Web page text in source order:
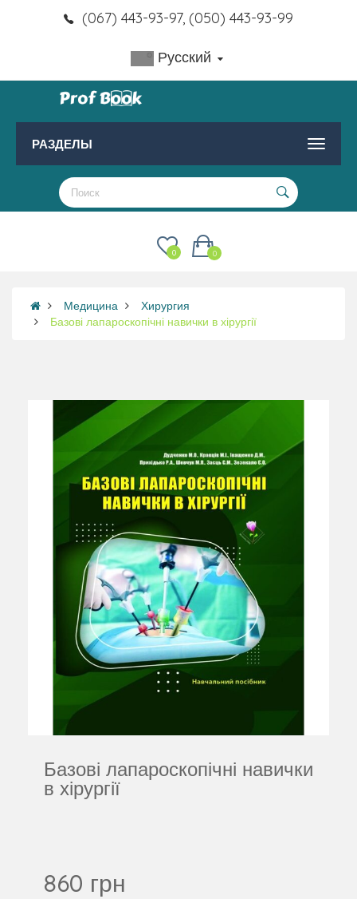
(067) 443-93-97, (050) 443-93-99
Русский
РАЗДЕЛЫ
0
0
Медицина
Хирургия
Базові лапароскопічні навички в хірургії
Базові лапароскопічні навички
в хірургії
860 грн